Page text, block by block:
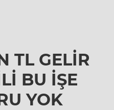
TL GELİR
BU İŞE
YOK